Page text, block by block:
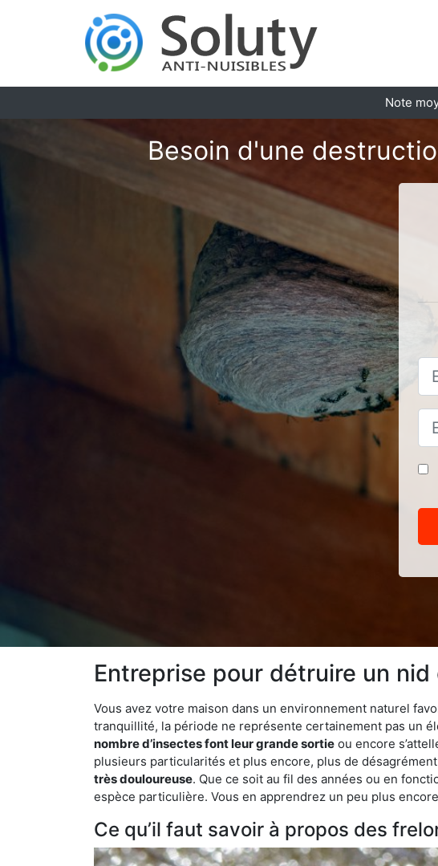
Note
Besoin d'une
Entreprise pour détruire un
Vous avez votre maison dans un environnement naturel
tranquillité, la période ne représente certainement pas un
nombre d’insectes font leur grande sortie ou encore
plusieurs particularités et plus encore, plus de
très douloureuse. Que ce soit au fil des années ou en
espèce particulière. Vous en apprendrez un peu plus
Ce qu’il faut savoir à propos des